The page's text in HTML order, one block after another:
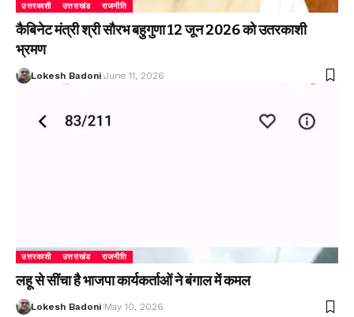
उत्तरकाशी उत्तराखंड राजनीति
कैबिनेट मंत्री श्री सौरभ बहुगुणा 12 जून 2026 को उतरकाशी
भ्रमण
Lokesh Badoni June 11, 2026
उत्तरकाशी उत्तराखंड राजनीति
लहू से सींचा है भाजपा कार्यकर्ताओं ने बंगाल में कमल
Lokesh Badoni May 10, 2026